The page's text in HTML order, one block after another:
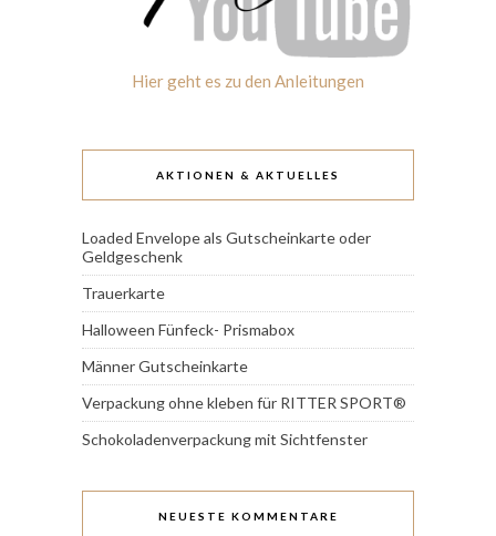
Hier geht es zu den Anleitungen
AKTIONEN & AKTUELLES
Loaded Envelope als Gutscheinkarte oder
Geldgeschenk
Trauerkarte
Halloween Fünfeck- Prismabox
Männer Gutscheinkarte
Verpackung ohne kleben für RITTER SPORT®
Schokoladenverpackung mit Sichtfenster
NEUESTE KOMMENTARE